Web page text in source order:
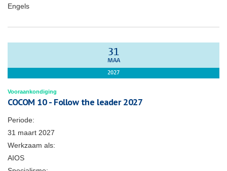
Engels
31
MAA
2027
Vooraankondiging
COCOM 10 - Follow the leader 2027
Periode:
31 maart 2027
Werkzaam als:
AIOS